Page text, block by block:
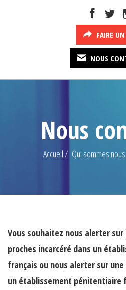
FAIRE
NOUS
Nous
Accueil Qui sommes
Vous souhaitez nous alerter
proches incarcéré dans un
français ou nous alerter sur
un établissement pénitentiaire